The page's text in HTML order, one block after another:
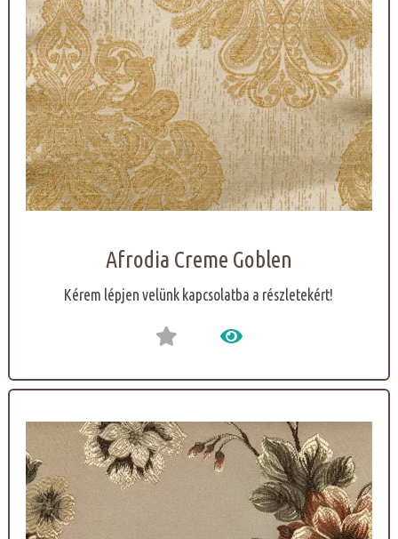
Afrodia Creme Goblen
Kérem lépjen velünk kapcsolatba a részletekért!